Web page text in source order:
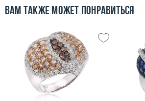
Вам также может понравиться